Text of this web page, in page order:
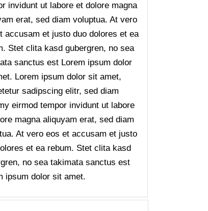
invidunt ut labore et dolore magna
erat, sed diam voluptua. At vero
accusam et justo duo dolores et ea
Stet clita kasd gubergren, no sea
sanctus est Lorem ipsum dolor
Lorem ipsum dolor sit amet,
sadipscing elitr, sed diam
eirmod tempor invidunt ut labore
magna aliquyam erat, sed diam
At vero eos et accusam et justo
et ea rebum. Stet clita kasd
no sea takimata sanctus est
ipsum dolor sit amet.